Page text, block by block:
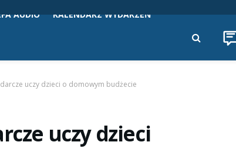
AUDIO KALENDARZ WYDARZEŃ
uczy dzieci o domowym budżecie
uczy dzieci